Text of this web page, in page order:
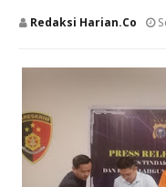
Redaksi Harian.co